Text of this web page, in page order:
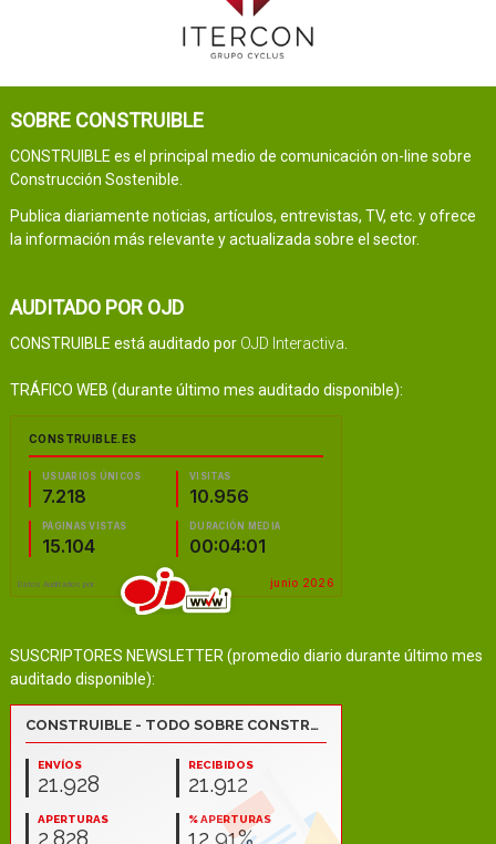
SOBRE CONSTRUIBLE
CONSTRUIBLE es el principal medio de comunicación on-line sobre
Construcción Sostenible.
Publica diariamente noticias, artículos, entrevistas, TV, etc. y ofrece
la información más relevante y actualizada sobre el sector.
AUDITADO POR OJD
CONSTRUIBLE está auditado por OJD Interactiva
TRÁFICO WEB (durante último mes auditado disponible):
SUSCRIPTORES NEWSLETTER (promedio diario durante último mes
auditado disponible):